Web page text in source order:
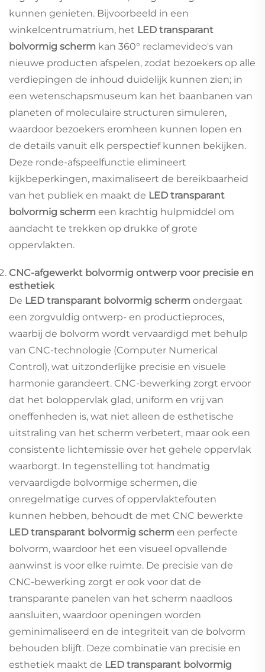
kunnen genieten. Bijvoorbeeld in een
winkelcentrumatrium, het LED transparant
bolvormig scherm kan 360° reclamevideo's van
nieuwe producten afspelen, zodat bezoekers op alle
verdiepingen de inhoud duidelijk kunnen zien; in
een wetenschapsmuseum kan het baanbanen van
planeten of moleculaire structuren simuleren,
waardoor bezoekers eromheen kunnen lopen en
de details vanuit elk perspectief kunnen bekijken.
Deze ronde-afspeelfunctie elimineert
kijkbeperkingen, maximaliseert de bereikbaarheid
van het publiek en maakt de LED transparant
bolvormig scherm een krachtig hulpmiddel om
aandacht te trekken op drukke of grote
oppervlakten.
CNC-afgewerkt bolvormig ontwerp voor precisie en
esthetiek
De LED transparant bolvormig scherm ondergaat
een zorgvuldig ontwerp- en productieproces,
waarbij de bolvorm wordt vervaardigd met behulp
van CNC-technologie (Computer Numerical
Control), wat uitzonderlijke precisie en visuele
harmonie garandeert. CNC-bewerking zorgt ervoor
dat het boloppervlak glad, uniform en vrij van
oneffenheden is, wat niet alleen de esthetische
uitstraling van het scherm verbetert, maar ook een
consistente lichtemissie over het gehele oppervlak
waarborgt. In tegenstelling tot handmatig
vervaardigde bolvormige schermen, die
onregelmatige curves of oppervlaktefouten
kunnen hebben, behoudt de met CNC bewerkte
LED transparant bolvormig scherm een perfecte
bolvorm, waardoor het een visueel opvallende
aanwinst is voor elke ruimte. De precisie van de
CNC-bewerking zorgt er ook voor dat de
transparante panelen van het scherm naadloos
aansluiten, waardoor openingen worden
geminimaliseerd en de integriteit van de bolvorm
behouden blijft. Deze combinatie van precisie en
esthetiek maakt de LED transparant bolvormig